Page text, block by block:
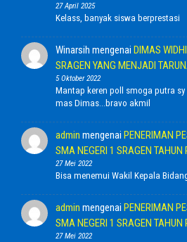
27 April 2025
Kelass, banyak siswa berprestasi
Winarsih mengenai DIMAS
SRAGEN YANG MENJADI
5 Oktober 2022
Mantap keren poll smoga putra
mas Dimas...bravo akmil
admin mengenai PENERIMAN
SMA NEGERI 1 SRAGEN
27 Mei 2022
Bisa menemui Wakil Kepala
admin mengenai PENERIMAN
SMA NEGERI 1 SRAGEN
27 Mei 2022